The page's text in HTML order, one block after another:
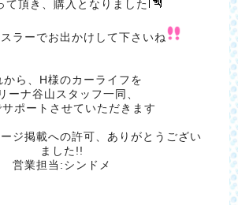
て頂き、購入となりました
ラーでお出かけして下さいね
から、H様のカーライフを
ーナ谷山スタッフ一同、
ポートさせていただきます
ジ掲載への許可、ありがとうござい
ました!!
営業担当:シンドメ